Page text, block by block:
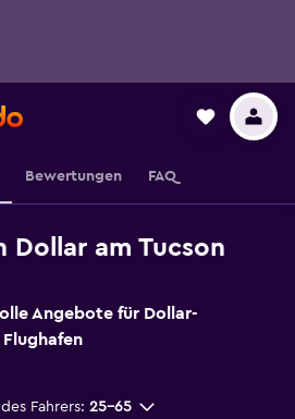
Bewertungen FAQ
Dollar am Tucson
Angebote für Dollar-
Fahrers: 25-65